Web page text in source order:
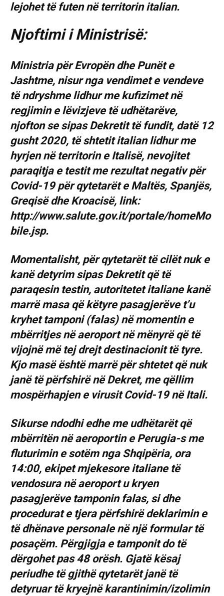
lejohet të futen në territorin italian.
Njoftimi i Ministrisë:
Ministria për Evropën dhe Punët e
Jashtme, nisur nga vendimet e vendeve
të ndryshme lidhur me kufizimet në
regjimin e lëvizjeve të udhëtarëve,
njofton se sipas Dekretit të fundit, datë 12
gusht 2020, të shtetit italian lidhur me
hyrjen në territorin e Italisë, nevojitet
paraqitja e testit me rezultat negativ për
Covid-19 për qytetarët e Maltës, Spanjës,
Greqisë dhe Kroacisë, link:
http://www.salute.gov.it/portale/homeMo
bile.jsp.
Momentalisht, për qytetarët të cilët nuk e
kanë detyrim sipas Dekretit që të
paraqesin testin, autoritetet italiane kanë
marrë masa që këtyre pasagjerëve t’u
kryhet tamponi (falas) në momentin e
mbërritjes në aeroport në mënyrë që të
vijojnë më tej drejt destinacionit të tyre.
Kjo masë është marrë për shtetet që nuk
janë të përfshirë në Dekret, me qëllim
mospërhapjen e virusit Covid-19 në Itali.
Sikurse ndodhi edhe me udhëtarët që
mbërritën në aeroportin e Perugia-s me
fluturimin e sotëm nga Shqipëria, ora
14:00, ekipet mjekesore italiane të
vendosura në aeroport u kryen
pasagjerëve tamponin falas, si dhe
procedurat e tjera përfshirë deklarimin e
të dhënave personale në një formular të
posaçëm. Përgjigja e tamponit do të
dërgohet pas 48 orësh. Gjatë kësaj
periudhe të gjithë qytetarët janë të
detyruar të kryejnë karantinimin/izolimin